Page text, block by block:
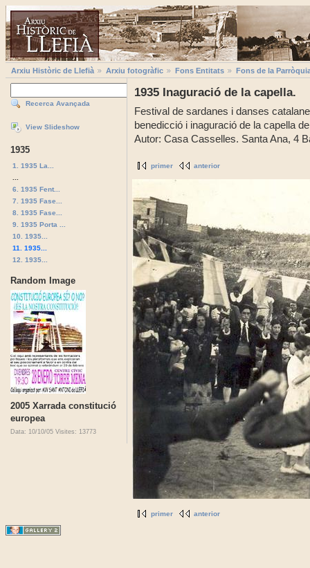
Arxiu Històric de Llefià Arxiu fotogràfic Fons Entitats Fons de la
Recerca Avançada
View Slideshow
1935
1. 1935 La...
6. 1935 Fent...
7. 1935 Fase...
8. 1935 Fase...
9. 1935 Porta ...
10. 1935...
11. 1935...
12. 1935...
Random Image
2005 Xarrada constitució
europea
Data: 10/10/05 Visites: 13773
1935 Inaguració de la capella.
Festival de sardanes i danses
benedicció i inaguració de la capella
Autor: Casa Casselles. Santa Ana, 4
primer anterior
primer anterior